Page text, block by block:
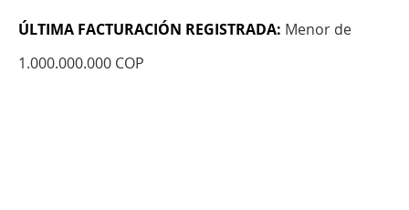
ÚLTIMA FACTURACIÓN REGISTRADA: Menor de
1.000.000.000 COP